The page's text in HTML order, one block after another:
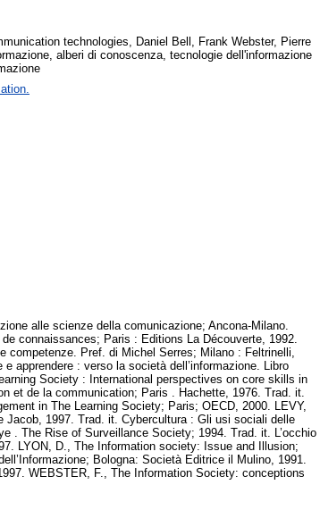
technologies, Daniel Bell, Frank Webster, Pierre
alberi di conoscenza, tecnologie dell'informazione
alle scienze della comunicazione; Ancona-Milano.
connaissances; Paris : Editions La Découverte, 1992.
Pref. di Michel Serres; Milano : Feltrinelli,
apprendere : verso la società dell’informazione. Libro
Society : International perspectives on core skills in
et de la communication; Paris . Hachette, 1976. Trad. it.
in The Learning Society; Paris; OECD, 2000. LEVY,
Jacob, 1997. Trad. it. Cybercultura : Gli usi sociali delle
. The Rise of Surveillance Society; 1994. Trad. it. L’occhio
LYON, D., The Information society: Issue and Illusion;
Bologna: Società Editrice il Mulino, 1991.
WEBSTER, F., The Information Society: conceptions